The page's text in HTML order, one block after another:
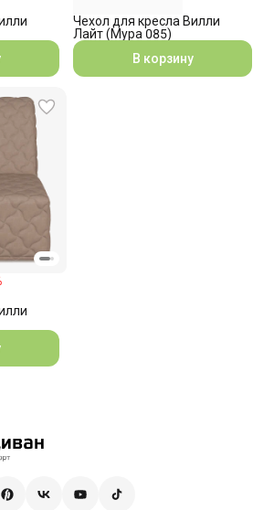
Чехол для кресла Вилли
Лайт (Мура 085)
В корзину